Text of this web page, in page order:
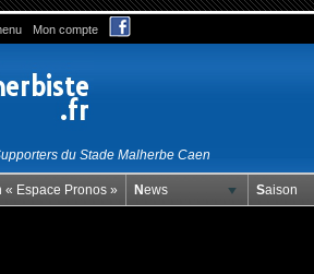
Mon compte
du Stade Malherbe Caen
« Espace Pronos » News Saison